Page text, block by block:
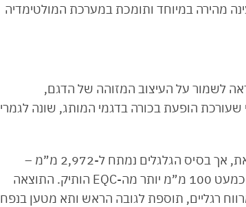
כוללת ארכיטקטורת 800 וולט לטעינה מהירה במיוחד ותומכת במערכת המולטימדיה
לשמור על העיצוב המזוהה של הדגם,
הופעת בכורה בדגמי המותג, שונה לגמרי
האורך הכללי של ה-GLC החדש דומה לגרסת הבנזין היוצאת, אך בסיס הגלגלים נמתח ל-2,972 מ”מ –
תוספת דרמטית של 80 מ”מ לעומת הדור היוצא (הרגיל) וכמעט 100 מ”מ יותר מה-EQC הותיק. התוצאה
רגליים, תוספת לגובה הראש ותא מטען בנפח